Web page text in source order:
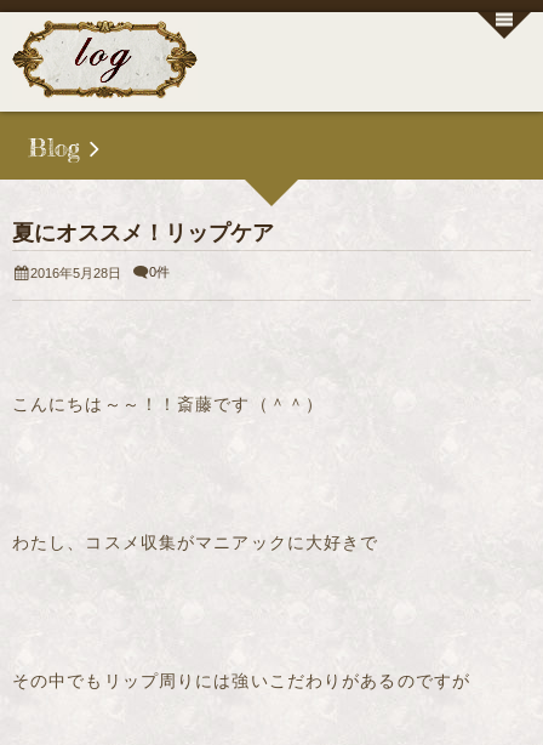
Blog
夏にオススメ！リップケア
2016年5月28日 0件
こんにちは～～！！斎藤です（＾＾）
わたし、コスメ収集がマニアックに大好きで
その中でもリップ周りには強いこだわりがあるのですが